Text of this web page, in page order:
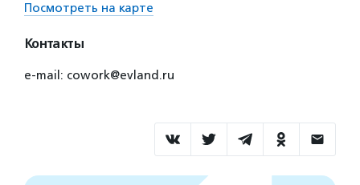
Посмотреть на карте
Контакты
e-mail: cowork@evland.ru